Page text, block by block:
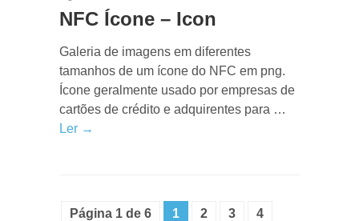
NFC Ícone – Icon
Galeria de imagens em diferentes
tamanhos de um ícone do NFC em png.
Ícone geralmente usado por empresas de
cartões de crédito e adquirentes para …
Ler →
Página 1 de 6 1 2 3 4